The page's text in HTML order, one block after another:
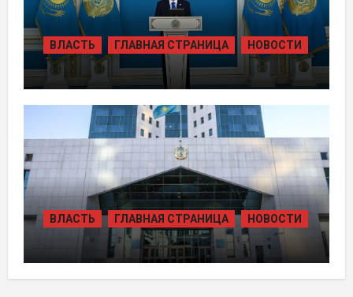
ВЛАСТЬ ГЛАВНАЯ СТРАНИЦА НОВОСТИ
ТОКАЕВ ДАЛ СТАРТ
СТРОИТЕЛЬСТВУ НЕСКОЛЬКИХ
КРУПНЫХ АВТОМОБИЛЬНЫХ ДОРОГ
ВЛАСТЬ ГЛАВНАЯ СТРАНИЦА НОВОСТИ
В КАЗАХСТАНЕ УТВЕРЖДЕН ПЛАН
РАЗВИТИЯ ГИДРОЭНЕРГЕТИКИ ДО
2035 ГОДА